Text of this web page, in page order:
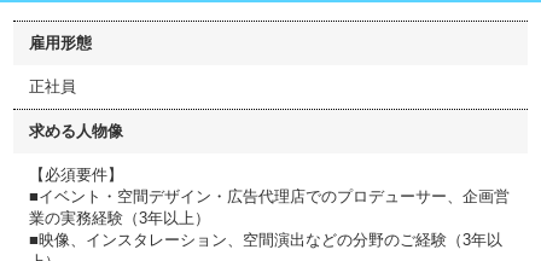
雇用形態
正社員
求める人物像
【必須要件】
■イベント・空間デザイン・広告代理店でのプロデューサー、企画営
業の実務経験（3年以上）
■映像、インスタレーション、空間演出などの分野のご経験（3年以